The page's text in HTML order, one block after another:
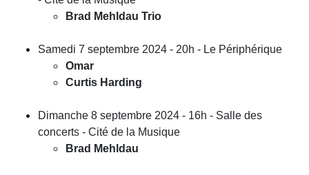
Brad Mehldau Trio
Samedi 7 septembre 2024 - 20h - Le Périphérique
Omar
Curtis Harding
Dimanche 8 septembre 2024 - 16h - Salle des
concerts - Cité de la Musique
Brad Mehldau